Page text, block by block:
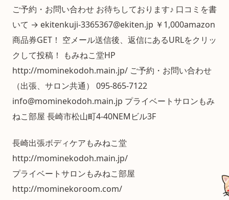
ご予約・お問い合わせ お待ちしております♪ 口コミを書
いて → ekitenkuji-3365367@ekiten.jp ￥1,000amazon
商品券GET！ 空メール送信後、返信にあるURLをクリッ
クして投稿！ もみねこ堂HP
http://mominekodoh.main.jp/ ご予約・お問い合わせ
（出張、サロン共通） 095-865-7122
info@mominekodoh.main.jp プライベートサロンもみ
ねこ部屋 長崎市松山町4-40NEMビル3F
長崎出張ボディケアもみねこ堂
http://mominekodoh.main.jp/
プライベートサロンもみねこ部屋
http://mominekoroom.com/